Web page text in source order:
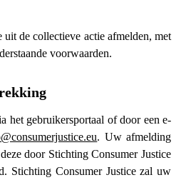
de collectieve actie afmelden, met
voorwaarden.
het gebruikersportaal of door een e-
. Uw afmelding
door Stichting Consumer Justice
Stichting Consumer Justice zal uw